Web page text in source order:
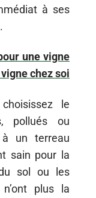
à ses
une vigne
chez soi
le
pollués ou
à un terreau
sain pour la
sol ou les
plus la